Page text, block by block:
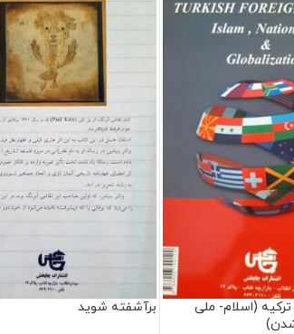
(اسلام- ملی
شدن)
برآشفته شوید